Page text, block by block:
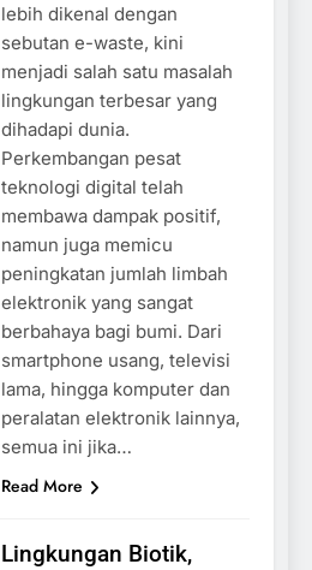
lebih dikenal dengan
sebutan e-waste, kini
menjadi salah satu masalah
lingkungan terbesar yang
dihadapi dunia.
Perkembangan pesat
teknologi digital telah
membawa dampak positif,
namun juga memicu
peningkatan jumlah limbah
elektronik yang sangat
berbahaya bagi bumi. Dari
smartphone usang, televisi
lama, hingga komputer dan
peralatan elektronik lainnya,
semua ini jika…
Read More
Lingkungan Biotik,